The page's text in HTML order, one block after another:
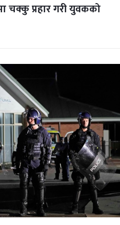
चक्कु प्रहार गरी युवकको